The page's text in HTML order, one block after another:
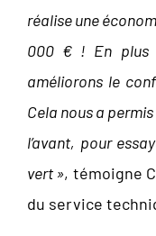
réalise une
000 € ! En plus
améliorons le
Cela nous a
l’avant, pour
vert », témoigne
du service